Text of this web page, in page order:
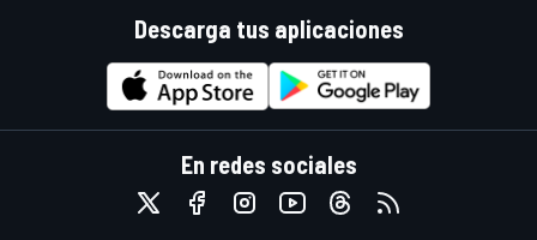
Descarga tus aplicaciones
En redes sociales